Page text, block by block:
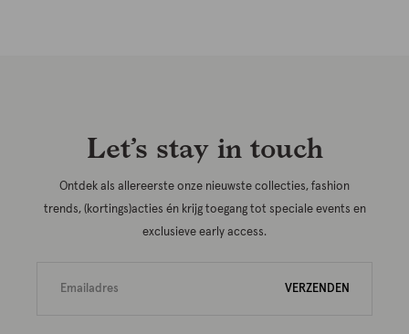
Let’s stay in touch
Ontdek als allereerste onze nieuwste collecties, fashion
trends, (kortings)acties én krijg toegang tot speciale events en
exclusieve early access.
VERZENDEN